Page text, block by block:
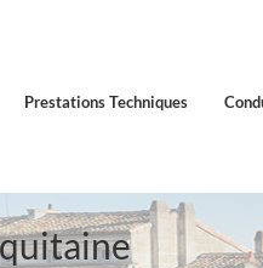
Prestations Techniques